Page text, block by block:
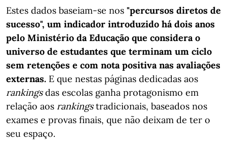
Estes dados baseiam-se nos "percursos diretos de
sucesso", um indicador introduzido há dois anos
pelo Ministério da Educação que considera o
universo de estudantes que terminam um ciclo
sem retenções e com nota positiva nas avaliações
externas. E que nestas páginas dedicadas aos
rankingsdas escolas ganha protagonismo em
relação aos rankingstradicionais, baseados nos
exames e provas finais, que não deixam de ter o
seu espaço.